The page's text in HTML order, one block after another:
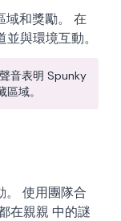
域和獎勵。 在
與環境互動。
音表明 Spunky
域。
。 使用團隊合
在親親 中的謎